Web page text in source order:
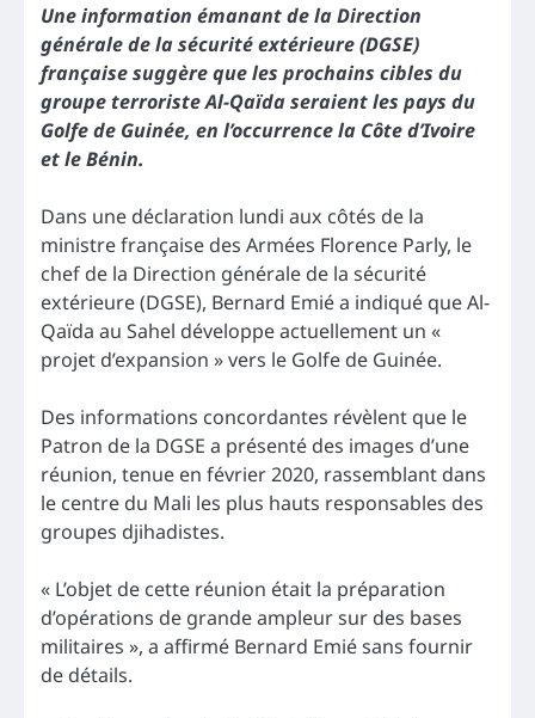
Une information émanant de la Direction
générale de la sécurité extérieure (DGSE)
française suggère que les prochains cibles du
groupe terroriste Al-Qaïda seraient les pays du
Golfe de Guinée, en l’occurrence la Côte d’Ivoire
et le Bénin.
Dans une déclaration lundi aux côtés de la
ministre française des Armées Florence Parly, le
chef de la Direction générale de la sécurité
extérieure (DGSE), Bernard Emié a indiqué que Al-
Qaïda au Sahel développe actuellement un «
projet d’expansion » vers le Golfe de Guinée.
Des informations concordantes révèlent que le
Patron de la DGSE a présenté des images d’une
réunion, tenue en février 2020, rassemblant dans
le centre du Mali les plus hauts responsables des
groupes djihadistes.
« L’objet de cette réunion était la préparation
d’opérations de grande ampleur sur des bases
militaires », a affirmé Bernard Emié sans fournir
de détails.